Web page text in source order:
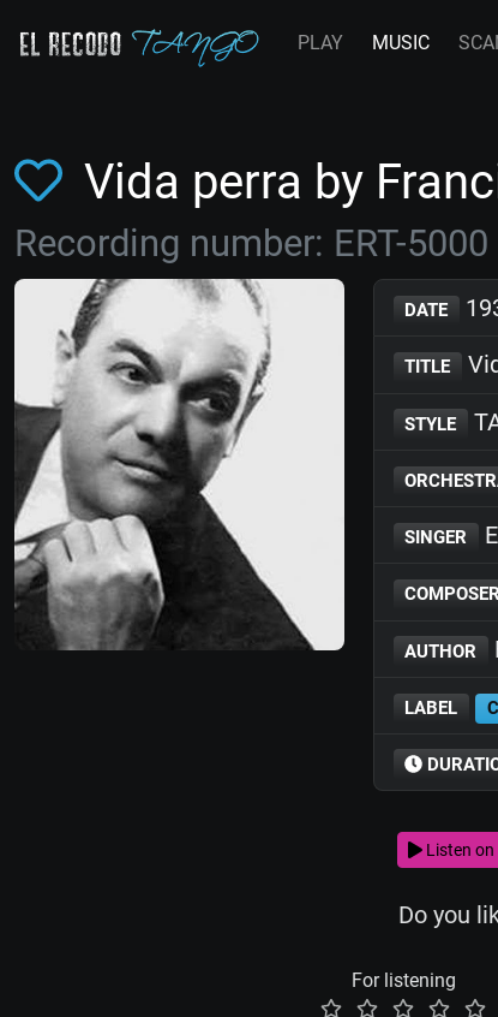
PLAY MUSIC
Vida perra by
Recording number: ERT-5000
DATE
TITLE
STYLE
SINGER
COMPOSER
AUTHOR
LABEL
Listen on
Do you
For listening